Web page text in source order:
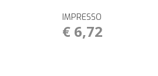
IMPRESSO
€ 6,72